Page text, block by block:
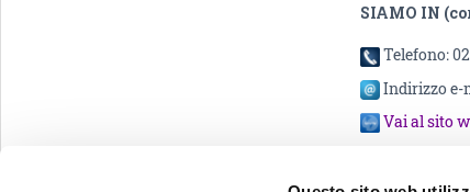
SIAMO IN
Telefono:
Indirizzo e-
Vai al sito